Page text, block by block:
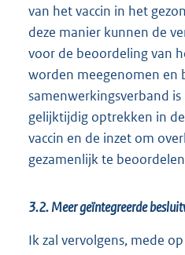
van het vaccin in het
deze manier kunnen de
voor de beoordeling van
worden meegenomen en
samenwerkingsverband
gelijktijdig optrekken in
vaccin en de inzet om
gezamenlijk te
3.2. Meer geïntegreerde
Ik zal vervolgens, mede